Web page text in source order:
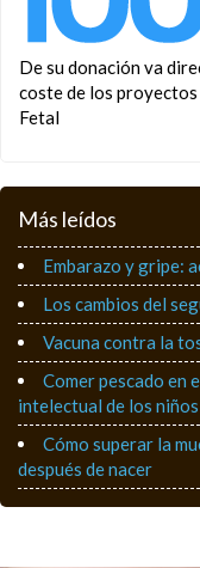
De su donación va
coste de los
Fetal
Más leídos
Embarazo y gripe:
Los cambios del
Vacuna contra la
Comer pescado en
intelectual de los niños
Cómo superar la
después de nacer